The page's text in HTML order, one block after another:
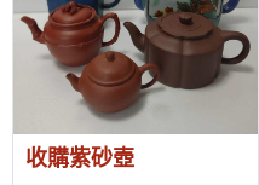
收購紫砂壺